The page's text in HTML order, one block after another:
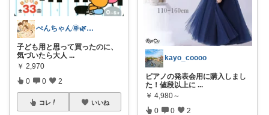
ぺんちゃん🌞🌿🫐3kidsmama
子ども用と思って買ったのに、
気づいたら大人 ...
￥ 2,970
0 0 2
コレ いいね
kayo_coooo
ピアノの発表会用に購入しまし
た！値段以上に ...
￥ 4,980～
0 0 2